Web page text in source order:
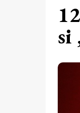
si